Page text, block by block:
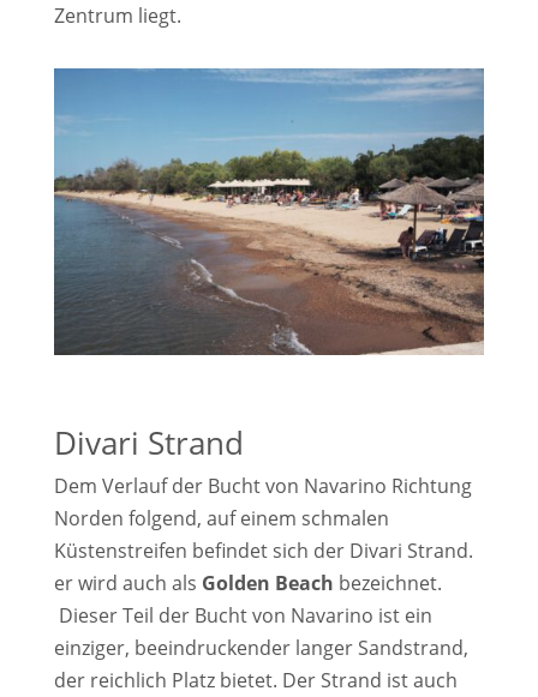
Zentrum liegt.
Divari Strand
Dem Verlauf der Bucht von Navarino Richtung
Norden folgend, auf einem schmalen
Küstenstreifen befindet sich der Divari Strand.
er wird auch als Golden Beach bezeichnet.
Dieser Teil der Bucht von Navarino ist ein
einziger, beeindruckender langer Sandstrand,
der reichlich Platz bietet. Der Strand ist auch